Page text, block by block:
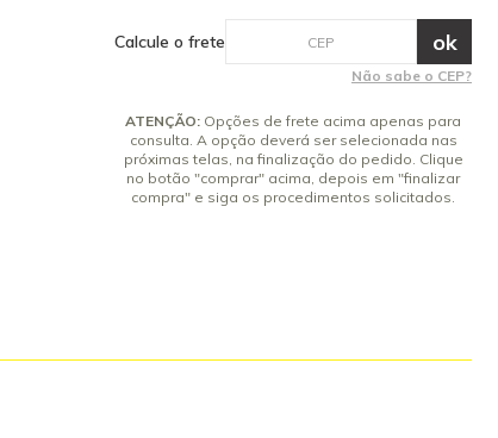
Calcule o frete
Não sabe o CEP?
ATENÇÃO: Opções de frete acima apenas para
consulta. A opção deverá ser selecionada nas
próximas telas, na finalização do pedido. Clique
no botão "comprar" acima, depois em "finalizar
compra" e siga os procedimentos solicitados.